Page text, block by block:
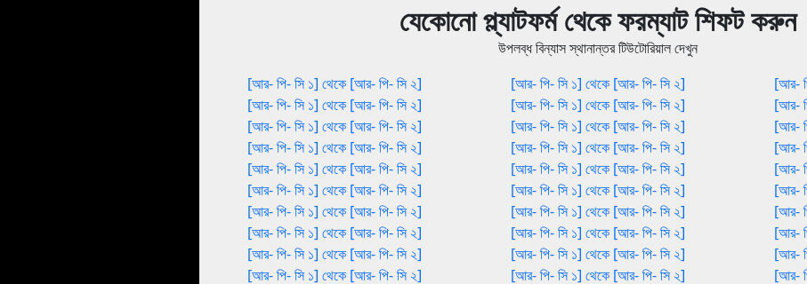
যেকোনো প্ল্যাটফর্ম থেকে ফরম্যাট শিফট করুন
উপলব্ধ বিন্যাস স্থানান্তর টিউটোরিয়াল দেখুন
[আর- পি- সি ১] থেকে [আর- পি- সি ২]
[আর- পি- সি ১] থেকে [আর- পি- সি ২]
[আর- পি- সি ১] থেকে [আর- পি- সি ২]
[আর- পি- সি ১] থেকে [আর- পি- সি ২]
[আর- পি- সি ১] থেকে [আর- পি- সি ২]
[আর- পি- সি ১] থেকে [আর- পি- সি ২]
[আর- পি- সি ১] থেকে [আর- পি- সি ২]
[আর- পি- সি ১] থেকে [আর- পি- সি ২]
[আর- পি- সি ১] থেকে [আর- পি- সি ২]
[আর- পি- সি ১] থেকে [আর- পি- সি ২]
[আর- পি- সি ১] থেকে [আর- পি- সি ২]
[আর- পি- সি ১] থেকে [আর- পি- সি ২]
[আর- পি- সি ১] থেকে [আর- পি- সি ২]
[আর- পি- সি ১] থেকে [আর- পি- সি ২]
[আর- পি- সি ১] থেকে [আর- পি- সি ২]
[আর- পি- সি ১] থেকে [আর- পি- সি ২]
[আর- পি- সি ১] থেকে [আর- পি- সি ২]
[আর- পি- সি ১] থেকে [আর- পি- সি ২]
[আর- পি- সি ১] থেকে [আর- পি- সি ২]
[আর- পি- সি ১] থেকে [আর- পি- সি ২]
[আর-
[আর-
[আর-
[আর-
[আর-
[আর-
[আর-
[আর-
[আর-
[আর-